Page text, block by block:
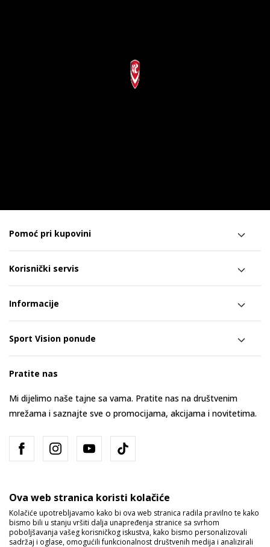
Pomoć pri kupovini
Korisnički servis
Informacije
Sport Vision ponude
Pratite nas
Mi dijelimo naše tajne sa vama. Pratite nas na društvenim
mrežama i saznajte sve o promocijama, akcijama i novitetima.
Bosna i Hercegovina Promijenite
Ova web stranica koristi kolačiće
Kolačiće upotrebljavamo kako bi ova web stranica radila pravilno te kako
bismo bili u stanju vršiti dalja unapređenja stranice sa svrhom
poboljšavanja vašeg korisničkog iskustva, kako bismo personalizovali
sadržaj i oglase, omogućili funkcionalnost društvenih medija i analizirali